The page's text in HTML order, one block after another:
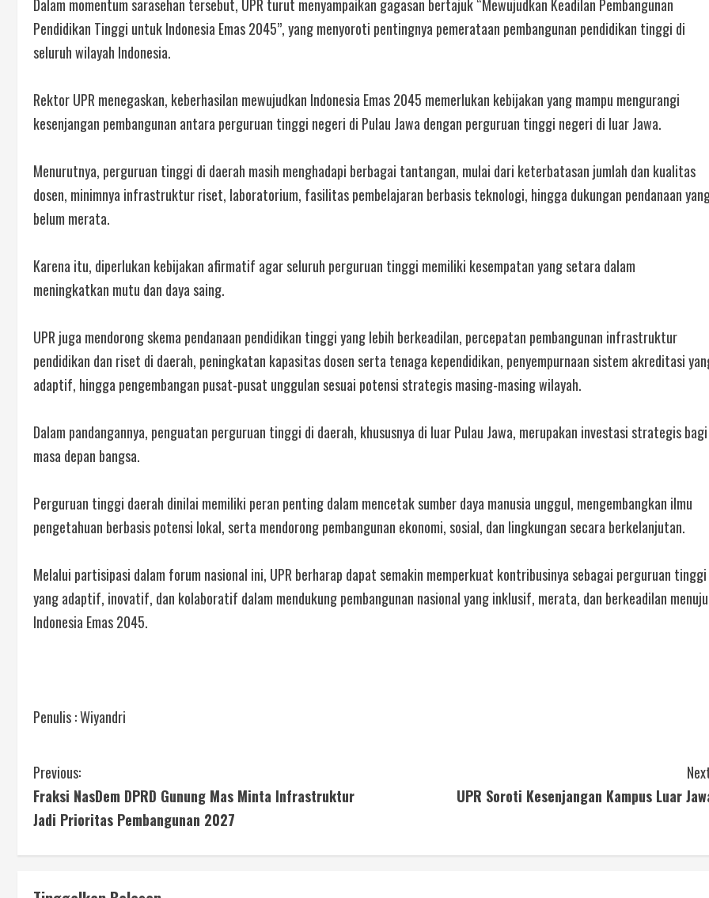
Dalam momentum sarasehan tersebut, UPR turut menyampaikan gagasan bertajuk “Mewujudkan Keadilan Pembangunan
Pendidikan Tinggi untuk Indonesia Emas 2045”, yang menyoroti pentingnya pemerataan pembangunan pendidikan tinggi di
seluruh wilayah Indonesia.
Rektor UPR menegaskan, keberhasilan mewujudkan Indonesia Emas 2045 memerlukan kebijakan yang mampu mengurangi
kesenjangan pembangunan antara perguruan tinggi negeri di Pulau Jawa dengan perguruan tinggi negeri di luar Jawa.
Menurutnya, perguruan tinggi di daerah masih menghadapi berbagai tantangan, mulai dari keterbatasan jumlah dan kualitas
dosen, minimnya infrastruktur riset, laboratorium, fasilitas pembelajaran berbasis teknologi, hingga dukungan pendanaan
belum merata.
Karena itu, diperlukan kebijakan afirmatif agar seluruh perguruan tinggi memiliki kesempatan yang setara dalam
meningkatkan mutu dan daya saing.
UPR juga mendorong skema pendanaan pendidikan tinggi yang lebih berkeadilan, percepatan pembangunan infrastruktur
pendidikan dan riset di daerah, peningkatan kapasitas dosen serta tenaga kependidikan, penyempurnaan sistem akreditasi
adaptif, hingga pengembangan pusat-pusat unggulan sesuai potensi strategis masing-masing wilayah.
Dalam pandangannya, penguatan perguruan tinggi di daerah, khususnya di luar Pulau Jawa, merupakan investasi strategis bagi
masa depan bangsa.
Perguruan tinggi daerah dinilai memiliki peran penting dalam mencetak sumber daya manusia unggul, mengembangkan ilmu
pengetahuan berbasis potensi lokal, serta mendorong pembangunan ekonomi, sosial, dan lingkungan secara berkelanjutan.
Melalui partisipasi dalam forum nasional ini, UPR berharap dapat semakin memperkuat kontribusinya sebagai perguruan tinggi
yang adaptif, inovatif, dan kolaboratif dalam mendukung pembangunan nasional yang inklusif, merata, dan berkeadilan menuju
Indonesia Emas 2045.
Penulis : Wiyandri
Previous:
Fraksi NasDem DPRD Gunung Mas Minta Infrastruktur
Jadi Prioritas Pembangunan 2027
UPR Soroti Kesenjangan Kampus Luar